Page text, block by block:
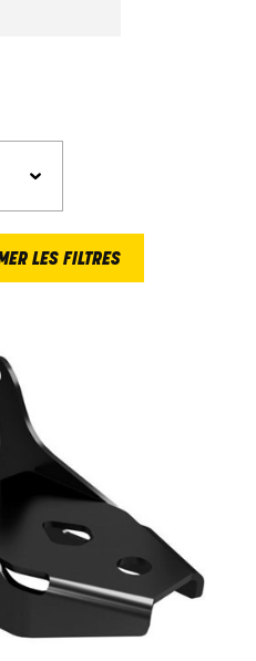
LES FILTRES